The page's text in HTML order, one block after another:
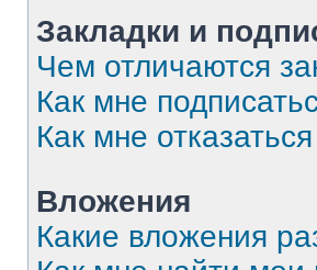
Закладки и
Чем отличаются
Как мне
Как мне
Вложения
Какие вложения